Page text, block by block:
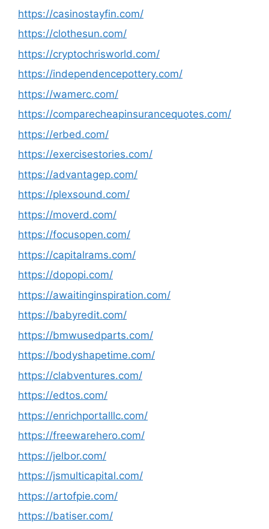
https://casinostayfin.com/
https://clothesun.com/
https://cryptochrisworld.com/
https://independencepottery.com/
https://wamerc.com/
https://comparecheapinsurancequotes.com/
https://erbed.com/
https://exercisestories.com/
https://advantagep.com/
https://plexsound.com/
https://moverd.com/
https://focusopen.com/
https://capitalrams.com/
https://dopopi.com/
https://awaitinginspiration.com/
https://babyredit.com/
https://bmwusedparts.com/
https://bodyshapetime.com/
https://clabventures.com/
https://edtos.com/
https://enrichportalllc.com/
https://freewarehero.com/
https://jelbor.com/
https://jsmulticapital.com/
https://artofpie.com/
https://batiser.com/